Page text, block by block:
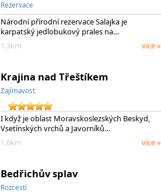
Rezervace
Národní přírodní rezervace Salajka je
karpatský jedlobukový prales na…
1.3km
více »
Krajina nad Třeštíkem
Zajímavost
I když je oblast Moravskoslezských Beskyd,
Vsetínských vrchů a Javorníků…
1.6km
více »
Bedřichův splav
Rozcestí